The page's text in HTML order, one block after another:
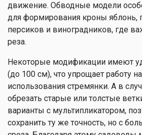
движение. Обводные модели
для формирования кроны яблонь,
персиков и виноградников, где
реза.
Некоторые модификации имеют
(до 100 см), что упрощает работу
использования стремянки. А в
обрезать старые или толстые
варианты с мультипликатором,
сохранить ту же точность, но с